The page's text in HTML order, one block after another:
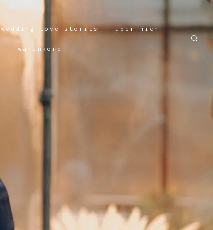
wedding love stories über mich
warenkorb